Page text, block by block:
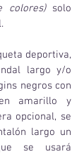
colores) solo
deportiva,
largo y/o
negros con
amarillo y
opcional, se
largo un
se usará